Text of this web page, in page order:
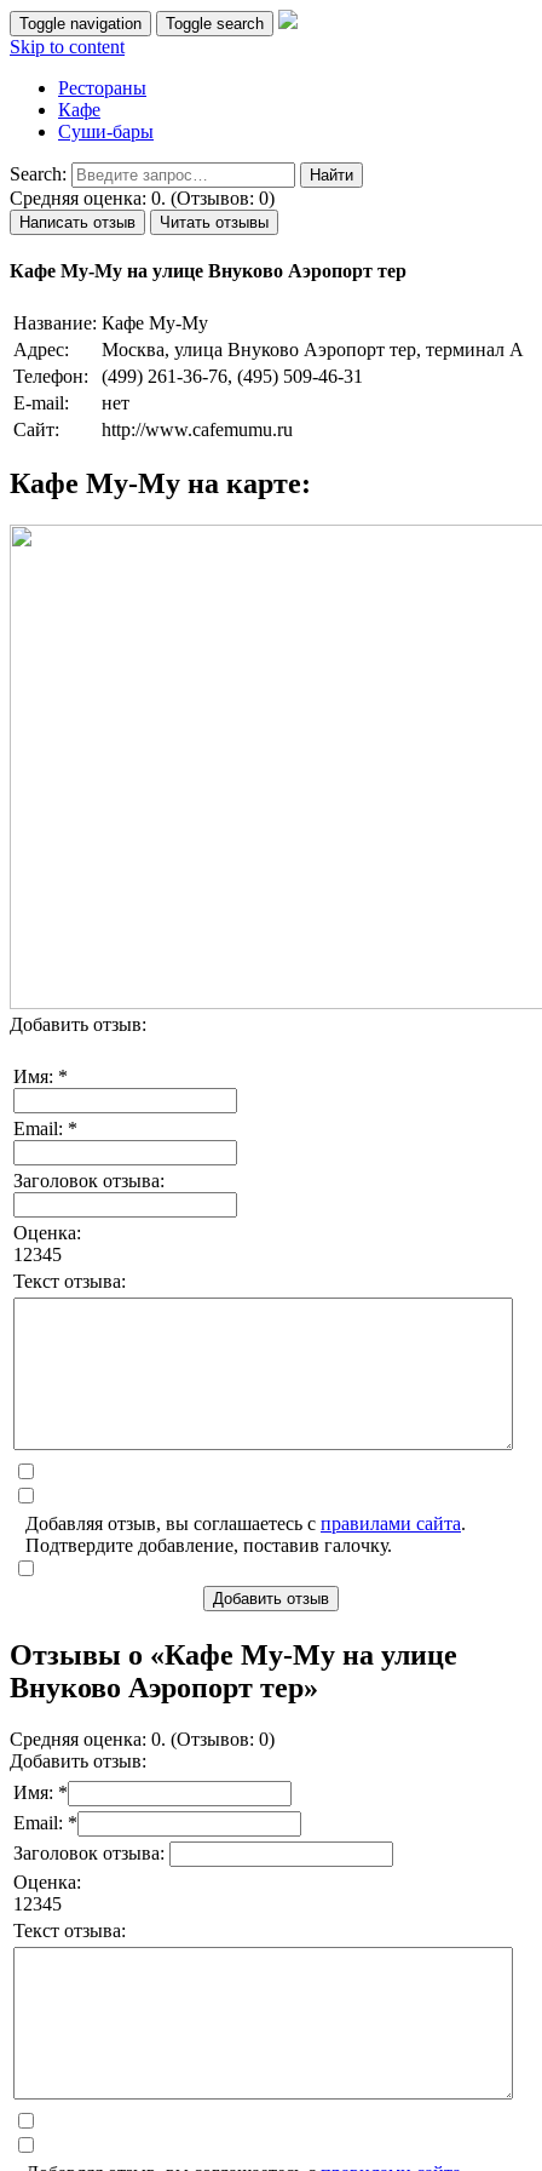
Toggle navigation Toggle search
Skip to content
Рестораны
Кафе
Суши-бары
Search:
Средняя оценка: 0. (Отзывов: 0)
Написать отзыв Читать отзывы
Кафе Му-Му на улице Внуково Аэропорт тер
Название: Кафе Му-Му
Адрес:
Москва, улица Внуково Аэропорт тер, терминал А
Телефон:
(499) 261-36-76, (495) 509-46-31
E-mail:
нет
Сайт:
http://www.cafemumu.ru
Кафе Му-Му на карте:
Добавить отзыв:
Имя: *
Email: *
Заголовок отзыва:
Оценка:
1 2345
Текст отзыва:
Добавляя отзыв, вы соглашаетесь с правилами сайта.
Подтвердите добавление, поставив галочку.
Добавить отзыв
Отзывы о «Кафе Му-Му на улице
Внуково Аэропорт тер»
Средняя оценка: 0. (Отзывов: 0)
Добавить отзыв:
Имя: *
Email: *
Заголовок отзыва:
Оценка:
1 2345
Текст отзыва: